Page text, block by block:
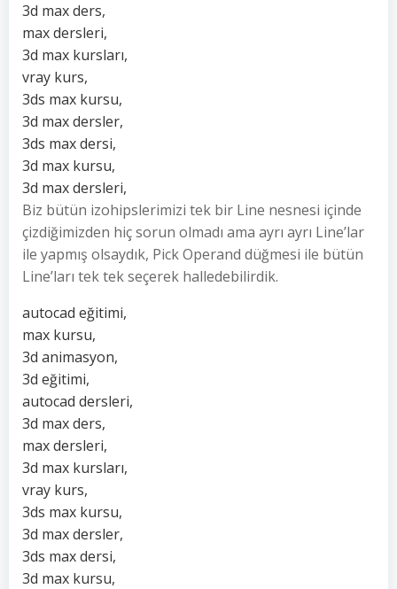
3d max ders,
max dersleri,
3d max kursları,
vray kurs,
3ds max kursu,
3d max dersler,
3ds max dersi,
3d max kursu,
3d max dersleri,
Biz bütün izohipslerimizi tek bir Line nesnesi içinde
çizdiğimizden hiç sorun olmadı ama ayrı ayrı Line’lar
ile yapmış olsaydık, Pick Operand düğmesi ile bütün
Line’ları tek tek seçerek halledebilirdik.
autocad eğitimi,
max kursu,
3d animasyon,
3d eğitimi,
autocad dersleri,
3d max ders,
max dersleri,
3d max kursları,
vray kurs,
3ds max kursu,
3d max dersler,
3ds max dersi,
3d max kursu,